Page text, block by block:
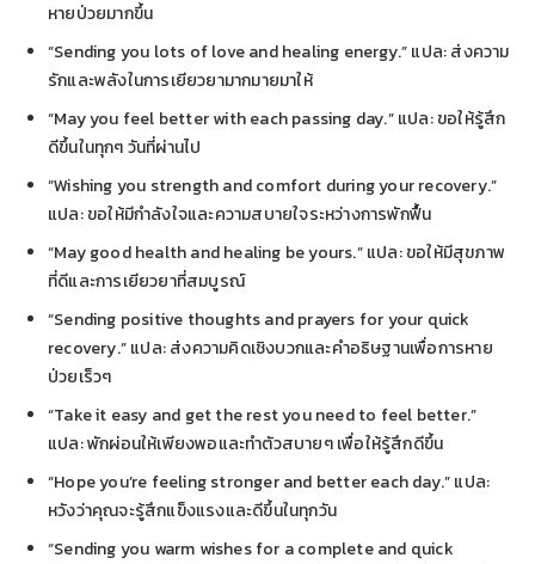
หายป่วยมากขึ้น
“Sending you lots of love and healing energy.” แปล: ส่งความ
รักและพลังในการเยียวยามากมายมาให้
“May you feel better with each passing day.” แปล: ขอให้รู้สึก
ดีขึ้นในทุกๆ วันที่ผ่านไป
“Wishing you strength and comfort during your recovery.”
แปล: ขอให้มีกำลังใจและความสบายใจระหว่างการพักฟื้น
“May good health and healing be yours.” แปล: ขอให้มีสุขภาพ
ที่ดีและการเยียวยาที่สมบูรณ์
“Sending positive thoughts and prayers for your quick
recovery.” แปล: ส่งความคิดเชิงบวกและคำอธิษฐานเพื่อการหาย
ป่วยเร็วๆ
“Take it easy and get the rest you need to feel better.”
แปล: พักผ่อนให้เพียงพอและทำตัวสบายๆ เพื่อให้รู้สึกดีขึ้น
“Hope you’re feeling stronger and better each day.” แปล:
หวังว่าคุณจะรู้สึกแข็งแรงและดีขึ้นในทุกวัน
“Sending you warm wishes for a complete and quick